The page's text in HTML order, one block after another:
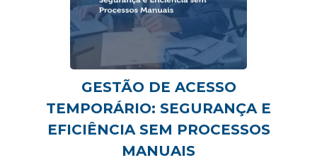
GESTÃO DE ACESSO
TEMPORÁRIO: SEGURANÇA E
EFICIÊNCIA SEM PROCESSOS
MANUAIS